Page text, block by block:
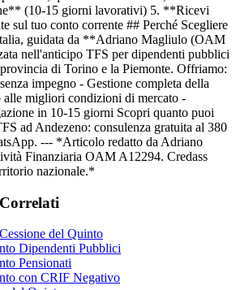
(10-15 giorni lavorativi) 5. **Ricevi
sul tuo conto corrente ## Perché Scegliere
guidata da **Adriano Magliulo (OAM
nell'anticipo TFS per dipendenti pubblici
di Torino e la Piemonte. Offriamo:
impegno - Gestione completa della
alle migliori condizioni di mercato -
in 10-15 giorni Scopri quanto puoi
ad Andezeno: consulenza gratuita al 380
--- *Articolo redatto da Adriano
Finanziaria OAM A12294. Credass
nazionale.*
del Quinto
Dipendenti Pubblici
Pensionati
con CRIF Negativo